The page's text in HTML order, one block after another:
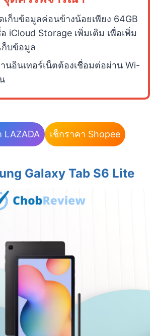
ก็บข้อมูลค่อนข้างน้อยเพียง 64GB
iCloud Storage เพิ่มเติม เพื่อเพิ่ม
บข้อมูล
นอินเทอร์เน็ตต้องเชื่อมต่อผ่าน Wi-
LAZADA เช็กราคา Shopee
Galaxy Tab S6 Lite